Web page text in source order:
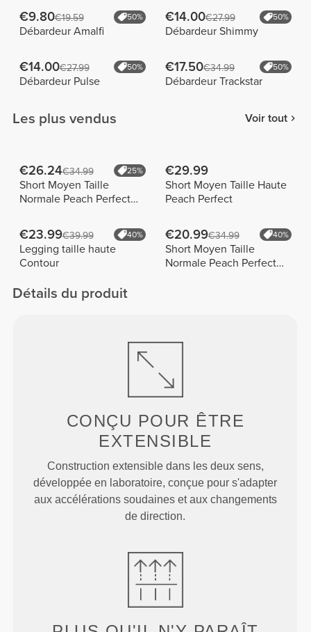
€9.80€19.59 50%
Débardeur Amalfi
€14.00€27.99 50%
Débardeur Shimmy
€14.00€27.99 50%
Débardeur Pulse
€17.50€34.99 50%
Débardeur Trackstar
Les plus vendus Voir tout
€26.24€34.99 25%
Short Moyen Taille
Normale Peach Perfect
€29.99
Short Moyen Taille Haute
Peach Perfect
€23.99€39.99 40%
Legging taille haute
Contour
€20.99€34.99 40%
Short Moyen Taille
Normale Peach Perfect
Détails du produit
CONÇU POUR ÊTRE
EXTENSIBLE
Construction extensible dans les deux sens,
développée en laboratoire, conçue pour s'adapter
aux accélérations soudaines et aux changements
de direction.